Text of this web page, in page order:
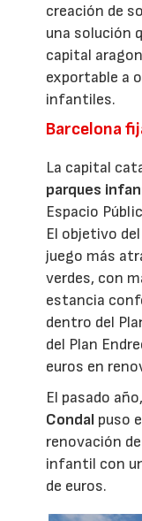
creación de
una solución
capital
exportable a
infantiles.
Barcelona
La capital
parques
Espacio
El objetivo
juego más
verdes, con
estancia
dentro del
del Plan
euros en
El pasado
Condal puso
renovación
infantil con
de euros.